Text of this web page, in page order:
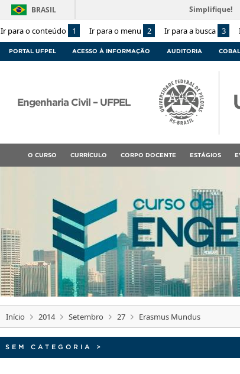
Ir para o conteúdo 1 Ir para o menu 2 Ir para a busca 3
BRASIL Simplifique!
PORTAL UFPEL ACESSO À INFORMAÇÃO AUDITORIA
Engenharia Civil – UFPEL
O CURSO CURRÍCULO CORPO DOCENTE ESTÁGIOS
Início 2014 Setembro 27 Erasmus Mundus
SEM CATEGORIA >